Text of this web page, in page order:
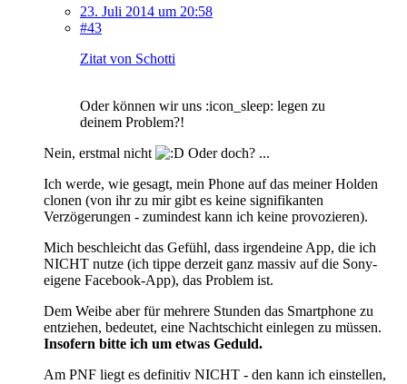
23. Juli 2014 um 20:58
#43
Zitat von Schotti
Oder können wir uns :icon_sleep: legen zu
deinem Problem?!
Nein, erstmal nicht
Oder doch? ...
Ich werde, wie gesagt, mein Phone auf das meiner Holden
clonen (von ihr zu mir gibt es keine signifikanten
Verzögerungen - zumindest kann ich keine provozieren).
Mich beschleicht das Gefühl, dass irgendeine App, die ich
NICHT nutze (ich tippe derzeit ganz massiv auf die Sony-
eigene Facebook-App), das Problem ist.
Dem Weibe aber für mehrere Stunden das Smartphone zu
entziehen, bedeutet, eine Nachtschicht einlegen zu müssen.
Insofern bitte ich um etwas Geduld.
Am PNF liegt es definitiv NICHT - den kann ich einstellen,